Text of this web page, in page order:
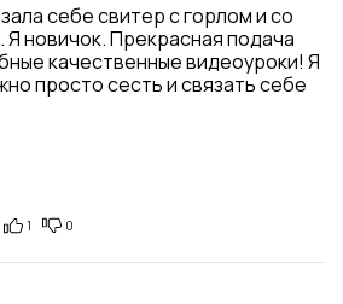
себе свитер с горлом и со
новичок. Прекрасная подача
качественные видеоуроки! Я
просто сесть и связать себе
1 0